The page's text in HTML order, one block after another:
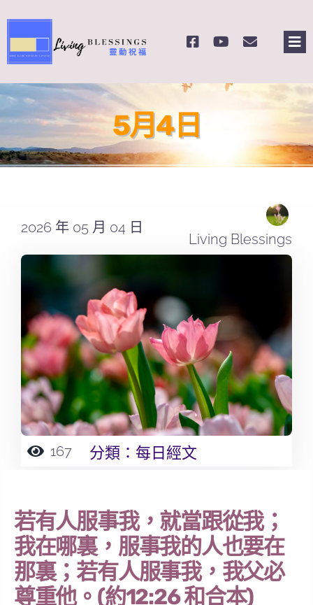
to
content
關於我們
奉獻支持
Search
5月4日
2026 年 05 月 04 日
Living Blessings
167 分類： 每日經文
若有人服事我，就當跟從我；
我在哪裏，服事我的人也要在
那裏；若有人服事我，我父必
尊重他。(約12:26 和合本)